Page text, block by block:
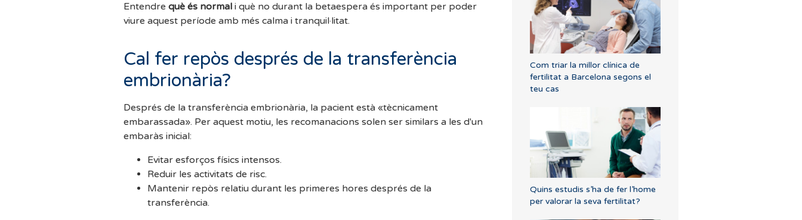
Entendre què és normal i què no durant la betaespera és important per poder
viure aquest període amb més calma i tranquil·litat.
Cal fer repòs després de la transferència
embrionària?
Després de la transferència embrionària, la pacient està «tècnicament
embarassada». Per aquest motiu, les recomanacions solen ser similars a les d'un
embaràs inicial:
Evitar esforços físics intensos.
Reduir les activitats de risc.
Mantenir repòs relatiu durant les primeres hores després de la
transferència.
Com triar la millor clínica de
fertilitat a Barcelona segons el
teu cas
Quins estudis s’ha de fer l’home
per valorar la seva fertilitat?